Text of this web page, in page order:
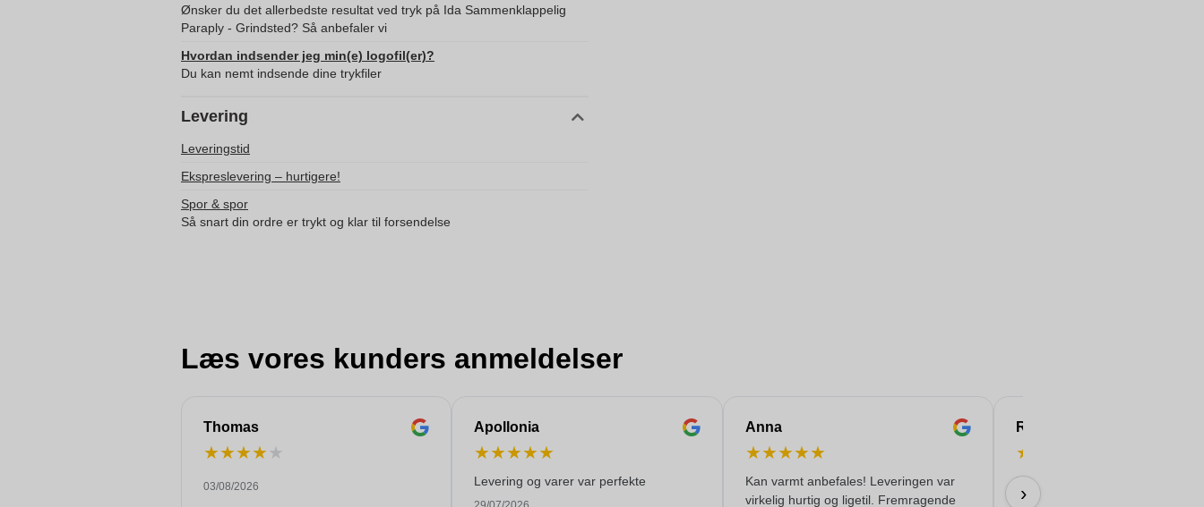
Ønsker du det allerbedste resultat ved tryk på Ida Sammenklappelig
Paraply - Grindsted? Så anbefaler vi
Hvordan indsender jeg min(e) logofil(er)?
Du kan nemt indsende dine trykfiler
Levering
Leveringstid
Ekspreslevering – hurtigere!
Spor & spor
Så snart din ordre er trykt og klar til forsendelse
Læs vores kunders anmeldelser
Thomas
★★★★★
03/08/2026
Apollonia
★★★★★
Levering og varer var perfekte
Anna
★★★★★
Kan varmt anbefales! Leveringen var
virkelig hurtig og ligetil. Fremragende
Rachida
★
Professionel tilgang. Klare og
aftaler. Gode kontakter, der ikke
›